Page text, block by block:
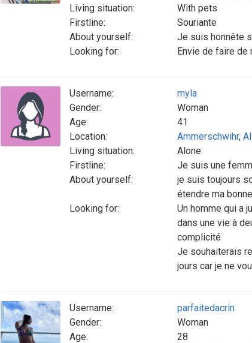
Living situation:
With pets
Firstline:
Souriante
About yourself:
Je suis honnête
Looking for:
Envie de faire de
Username:
myla
Gender:
Woman
Age:
41
Location:
Ammerschwihr,
Living situation:
Alone
Firstline:
Je suis une
About yourself:
je suis toujours
étendre ma
Looking for:
Un homme qui a
dans une vie à
complicité
Je souhaiterais
jours car je ne
Username:
parfaitedacrin
Gender:
Woman
Age:
28